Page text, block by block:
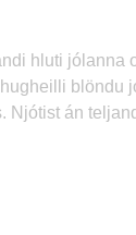
hluti jólanna
blöndu
Njótist án